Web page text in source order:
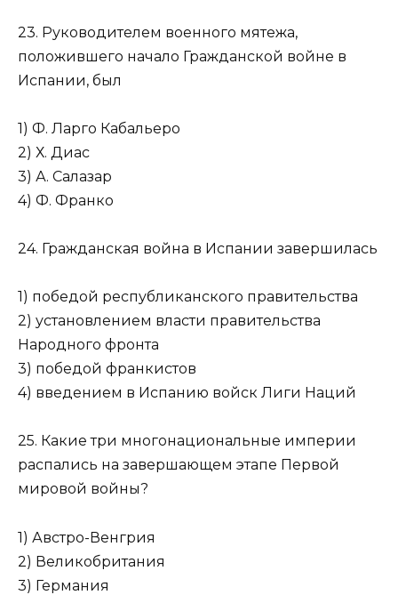
23. Руководителем военного мятежа,
положившего начало Гражданской войне в
Испании, был
1) Ф. Ларго Кабальеро
2) Х. Диас
3) А. Салазар
4) Ф. Франко
24. Гражданская война в Испании завершилась
1) победой республиканского правительства
2) установлением власти правительства
Народного фронта
3) победой франкистов
4) введением в Испанию войск Лиги Наций
25. Какие три многонациональные империи
распались на завершающем этапе Первой
мировой войны?
1) Австро-Венгрия
2) Великобритания
3) Германия